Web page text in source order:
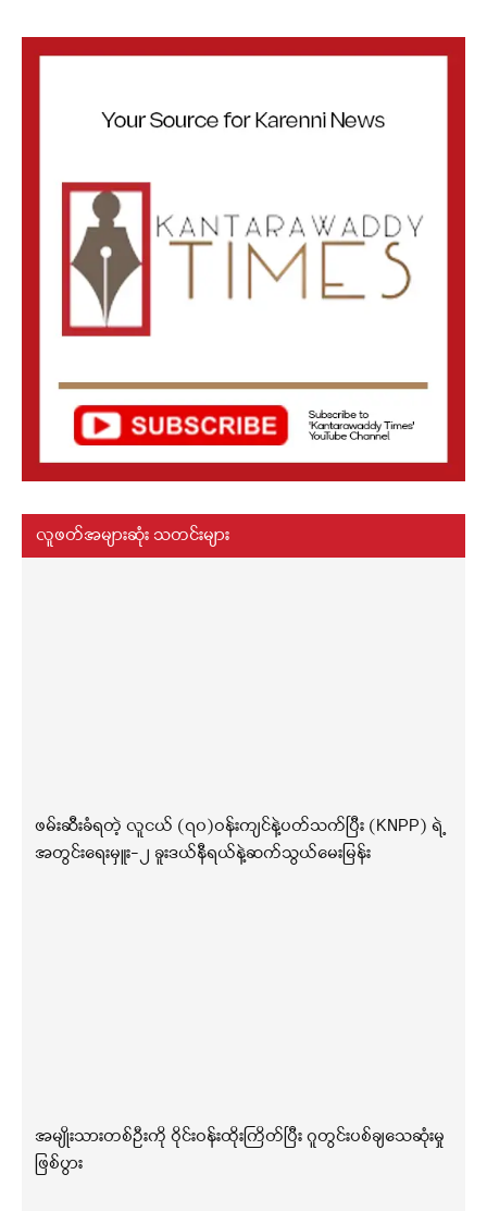
လူဖတ်အများဆုံး သတင်းများ
ဖမ်းဆီးခံရတဲ့ လူငယ် (၇၀)ဝန်းကျင်နဲ့ပတ်သက်ပြီး (KNPP) ရဲ့
အတွင်းရေးမှူး-၂ ခူးဒယ်နီရယ်နဲ့ဆက်သွယ်မေးမြန်း
အမျိုးသားတစ်ဦးကို ဝိုင်းဝန်းထိုးကြိတ်ပြီး ဂူတွင်းပစ်ချသေဆုံးမှု
ဖြစ်ပွား